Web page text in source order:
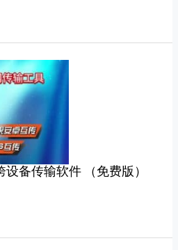
设备传输软件 （免费版）